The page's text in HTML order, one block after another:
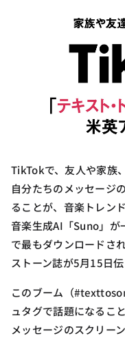
TikTokで、友人や家族
自分たちのメッセージ
ることが、音楽トレン
音楽生成AI「Suno」
で最もダウンロードさ
ストーン誌が5月15日伝
このブーム（
ュタグで話題になるこ
メッセージのスクリー